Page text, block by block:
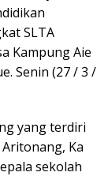
SLTA
Kampung Aie
Senin (27 / 3 /
yang terdiri
Ka
sekolah